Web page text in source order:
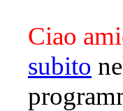
Ciao
subito